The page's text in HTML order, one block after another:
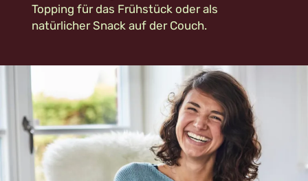
Topping für das Frühstück oder als
natürlicher Snack auf der Couch.